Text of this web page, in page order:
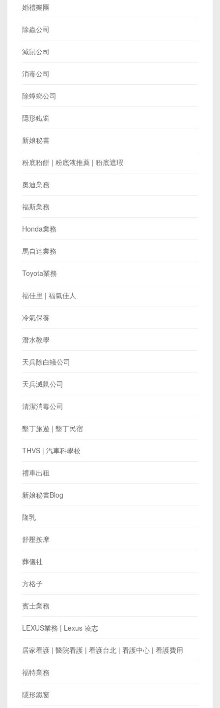
婚禮樂團
除蟲公司
滅鼠公司
消毒公司
除蟑螂公司
隱形鐵窗
新娘秘書
粉底粉餅 | 粉底液推薦 | 粉底遮瑕
奧迪業務
福斯業務
Honda業務
馬自達業務
Toyota業務
福佳里 | 福氣佳人
冷氣保養
潛水教學
天兵除白蟻公司
天兵滅鼠公司
清潔消毒公司
墾丁旅遊 | 墾丁民宿
THVS | 汽車科學校
禮車出租
新娘秘書Blog
隆乳
舒壓按摩
葬儀社
方格子
賓士業務
LEXUS業務 | Lexus 凌志
居家看護 | 醫院看護 | 看護台北 | 看護中心 | 看護費用
福特業務
隱形鐵窗